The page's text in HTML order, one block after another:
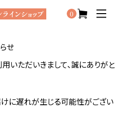
0
せ
いただいきまして、誠にありがと
に遅れが生じる可能性がござい